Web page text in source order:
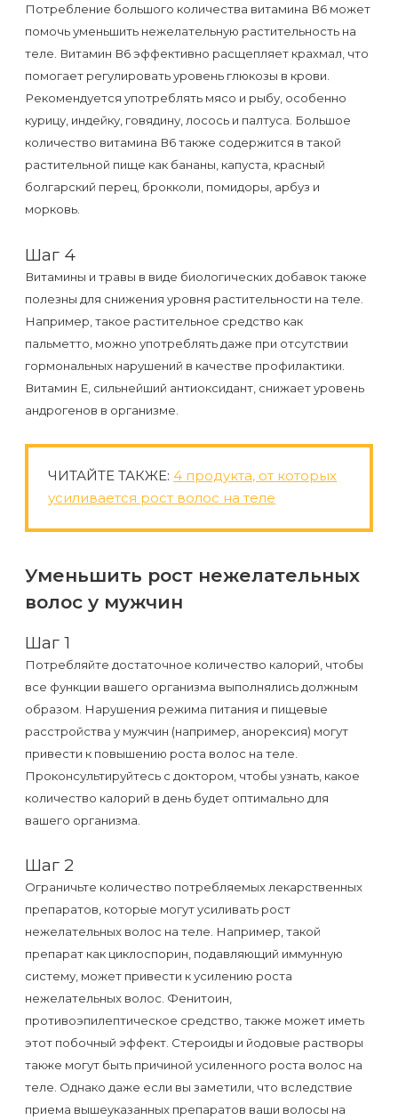
Эпиляция
или
депиляция?
Потребление большого количества витамина В6 может
помочь уменьшить нежелательную растительность на
теле. Витамин В6 эффективно расщепляет крахмал, что
помогает регулировать уровень глюкозы в крови.
Рекомендуется употреблять мясо и рыбу, особенно
курицу, индейку, говядину, лосось и палтуса. Большое
количество витамина В6 также содержится в такой
растительной пище как бананы, капуста, красный
болгарский перец, брокколи, помидоры, арбуз и
морковь.
Шаг 4
Витамины и травы в виде биологических добавок также
полезны для снижения уровня растительности на теле.
Например, такое растительное средство как
пальметто, можно употреблять даже при отсутствии
гормональных нарушений в качестве профилактики.
Витамин Е, сильнейший антиоксидант, снижает уровень
андрогенов в организме.
ЧИТАЙТЕ ТАКЖЕ: 4 продукта, от которых
усиливается рост волос на теле
Уменьшить рост нежелательных
волос у мужчин
Шаг 1
Потребляйте достаточное количество калорий, чтобы
все функции вашего организма выполнялись должным
образом. Нарушения режима питания и пищевые
расстройства у мужчин (например, анорексия) могут
привести к повышению роста волос на теле.
Проконсультируйтесь с доктором, чтобы узнать, какое
количество калорий в день будет оптимально для
вашего организма.
Шаг 2
Ограничьте количество потребляемых лекарственных
препаратов, которые могут усиливать рост
нежелательных волос на теле. Например, такой
препарат как циклоспорин, подавляющий иммунную
систему, может привести к усилению роста
нежелательных волос. Фенитоин,
противоэпилептическое средство, также может иметь
этот побочный эффект. Стероиды и йодовые растворы
также могут быть причиной усиленного роста волос на
теле. Однако даже если вы заметили, что вследствие
приема вышеуказанных препаратов ваши волосы на